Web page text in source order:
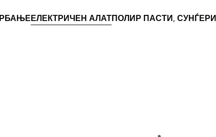
ЕЛЕКТРИЧЕН АЛАТПОЛИР ПАСТИ,